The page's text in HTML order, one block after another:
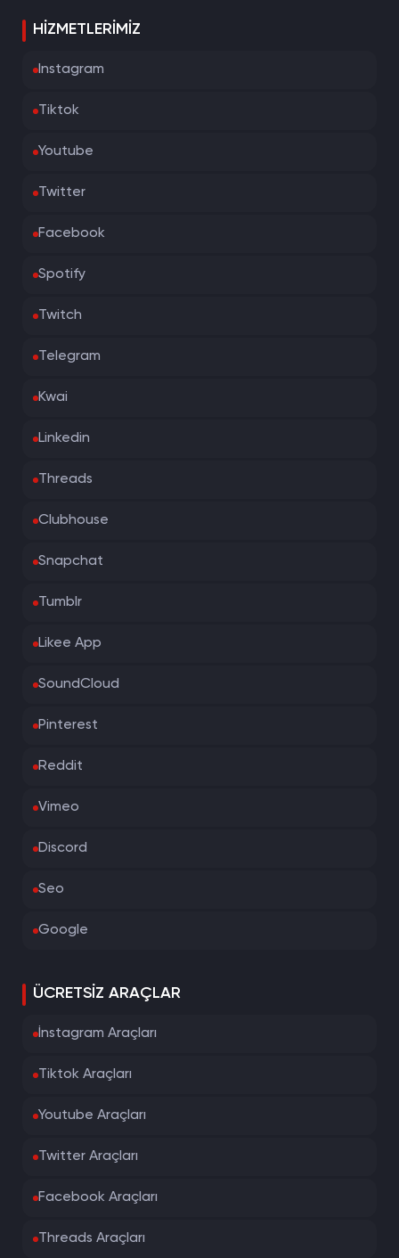
HIZMETLERIMIZ
Instagram
Tiktok
Youtube
Twitter
Facebook
Spotify
Twitch
Telegram
Kwai
Linkedin
Threads
Clubhouse
Snapchat
Tumblr
Likee App
SoundCloud
Pinterest
Reddit
Vimeo
Discord
Seo
Google
ÜCRETSIZ ARAÇLAR
İnstagram Araçları
Tiktok Araçları
Youtube Araçları
Twitter Araçları
Facebook Araçları
Threads Araçları